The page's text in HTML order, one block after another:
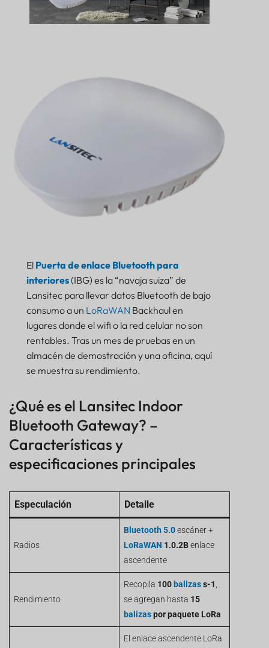
Ventajas
Contras
El Puerta de enlace Bluetooth para
interiores(IBG) es la “navaja suiza” de
Lansitec para llevar datos Bluetooth de bajo
consumo a un LoRaWAN Backhaul en
lugares donde el wifi o la red celular no son
rentables. Tras un mes de pruebas en un
almacén de demostración y una oficina, aquí
se muestra su rendimiento.
¿Qué es el Lansitec Indoor
Bluetooth Gateway? –
Características y
especificaciones principales
Especulación Detalle
Radios
Bluetooth 5.0escáner +
LoRaWAN 1.0.2Benlace
ascendente
Rendimiento
Recopila 100balizass-1,
se agregan hasta 15
balizaspor paquete LoRa
El enlace ascendente LoRa